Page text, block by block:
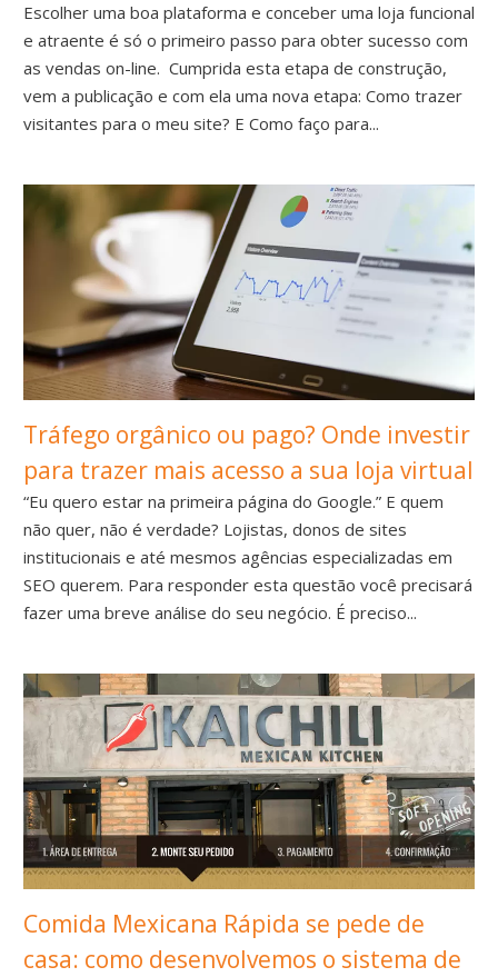
Escolher uma boa plataforma e conceber uma loja funcional
e atraente é só o primeiro passo para obter sucesso com
as vendas on-line. Cumprida esta etapa de construção,
vem a publicação e com ela uma nova etapa: Como trazer
visitantes para o meu site? E Como faço para...
Tráfego orgânico ou pago? Onde investir
para trazer mais acesso a sua loja virtual
“Eu quero estar na primeira página do Google.” E quem
não quer, não é verdade? Lojistas, donos de sites
institucionais e até mesmos agências especializadas em
SEO querem. Para responder esta questão você precisará
fazer uma breve análise do seu negócio. É preciso...
Comida Mexicana Rápida se pede de
casa: como desenvolvemos o sistema de